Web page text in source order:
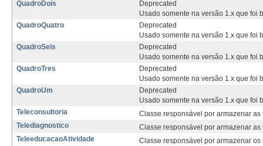
QuadroDois
Deprecated
Usado somente na versão 1.x que foi
QuadroQuatro
Deprecated
Usado somente na versão 1.x que foi
QuadroSeis
Deprecated
Usado somente na versão 1.x que foi
QuadroTres
Deprecated
Usado somente na versão 1.x que foi
QuadroUm
Deprecated
Usado somente na versão 1.x que foi
Teleconsultoria
Classe responsável por armazenar
Telediagnostico
Classe responsável por armazenar
TeleeducacaoAtividade
Classe responsável por armazenar